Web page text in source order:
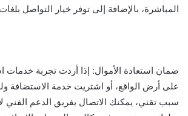
المباشرة، بالإضافة إلى توفر خيار التواصل
ضمان استعادة الأموال: إذا أردت تجربة
على أرض الواقع، أو اشتريت خدمة الاستضافة
سبب تقني، يمكنك الاتصال بفريق الدعم الفني